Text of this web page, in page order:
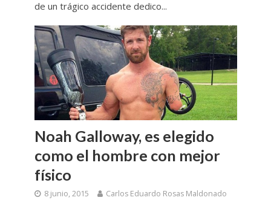
de un trágico accidente dedico...
Noah Galloway, es elegido
como el hombre con mejor
físico
8 junio, 2015 Carlos Eduardo Rosas Maldonado